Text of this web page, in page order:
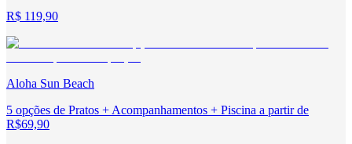
R$ 119,90
Aloha Sun Beach
5 opções de Pratos + Acompanhamentos + Piscina a partir de
R$69,90